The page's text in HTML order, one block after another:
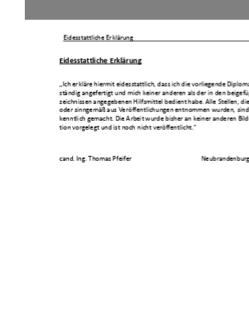
Eidesstattliche Erklärung
Eidesstattliche Erklärung
„Ich erkläre hiermit eidesstattlich, dass ich die vorliegende
ständig angefertigt und mich keiner anderen als der in den
zeichnissen angegebenen Hilfsmittel bedient habe. Alle Stellen,
oder sinngemäß aus Veröffentlichungen entnommen wurden,
kenntlich gemacht. Die Arbeit wurde bisher an keiner anderen
tion vorgelegt und ist noch nicht veröffentlicht.“
cand. Ing. Thomas Pfeifer